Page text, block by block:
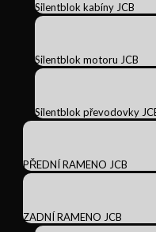
Silentblok kabíny JCB
Silentblok motoru JCB
Silentblok převodovky
PŘEDNÍ RAMENO JCB
ZADNÍ RAMENO JCB